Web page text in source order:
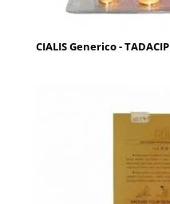
CIALIS Generico - TADACIP